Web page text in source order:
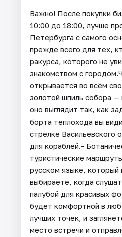
Важно! После покупки
10:00 до 18:00, лучше
Петербурга с самого
прежде всего для тех,
ракурса, которого не
знакомством с
открывается во всём
золотой шпиль собора —
оно выглядит так, как
борта теплохода вы
стрелке
для кораблей.-
туристические
русском языке, который
выбираете, когда
палубой для красивых
будет комфортной в
лучших точек, и
место встречи и